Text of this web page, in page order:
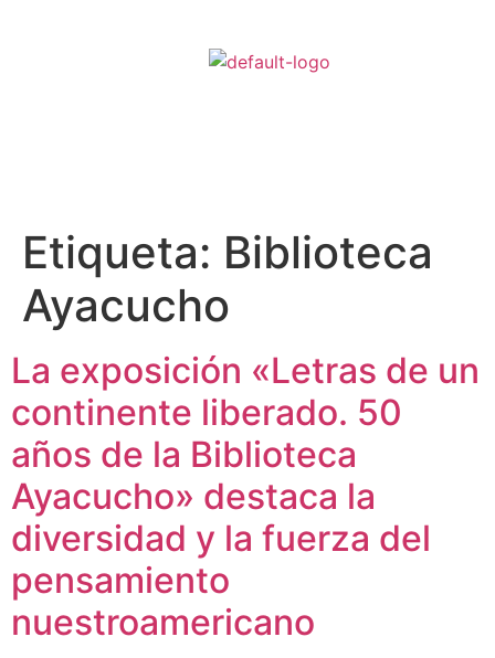
Etiqueta: Biblioteca
Ayacucho
La exposición «Letras de un
continente liberado. 50
años de la Biblioteca
Ayacucho» destaca la
diversidad y la fuerza del
pensamiento
nuestroamericano